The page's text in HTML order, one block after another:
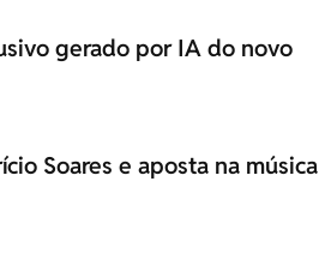
gerado por IA do novo
Soares e aposta na música